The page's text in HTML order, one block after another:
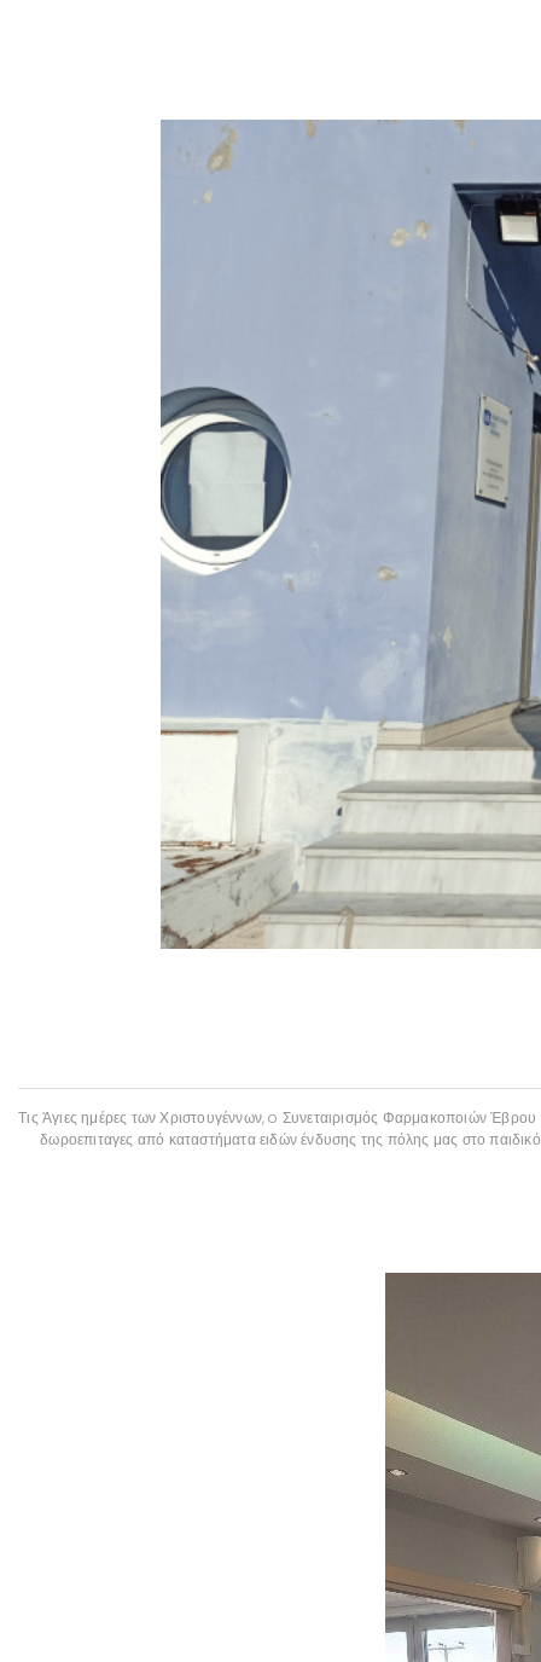
Τις Άγιες ημέρες των Χριστουγέννων, o Συνεταιρισμός Φαρμακοποιών
δωροεπιταγες από καταστήματα ειδών ένδυσης της πόλης μας στο